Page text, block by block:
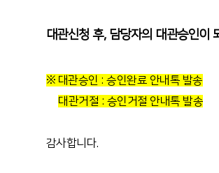
대관신청 후, 담당자의 대관승인이
※ 대관승인 : 승인완료 안내톡 발송
대관거절 : 승인거절 안내톡 발송
감사합니다.